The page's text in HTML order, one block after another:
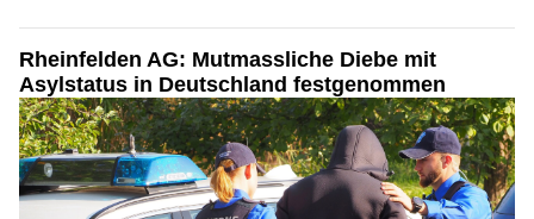
Rheinfelden AG: Mutmassliche Diebe mit
Asylstatus in Deutschland festgenommen